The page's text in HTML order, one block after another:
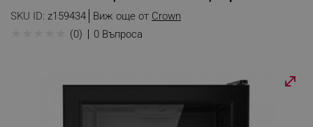
SKU ID: z159434 Виж още от Crown
(0) 0 Въпроса